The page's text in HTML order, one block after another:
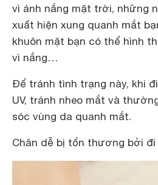
vì ánh nắng mặt trời, những
xuất hiện xung quanh mắt
khuôn mặt bạn có thể hình
vì nắng…
Để tránh tình trạng này, khi
UV, tránh nheo mắt và
sóc vùng da quanh mắt.
Chân dễ bị tổn thương bởi đi